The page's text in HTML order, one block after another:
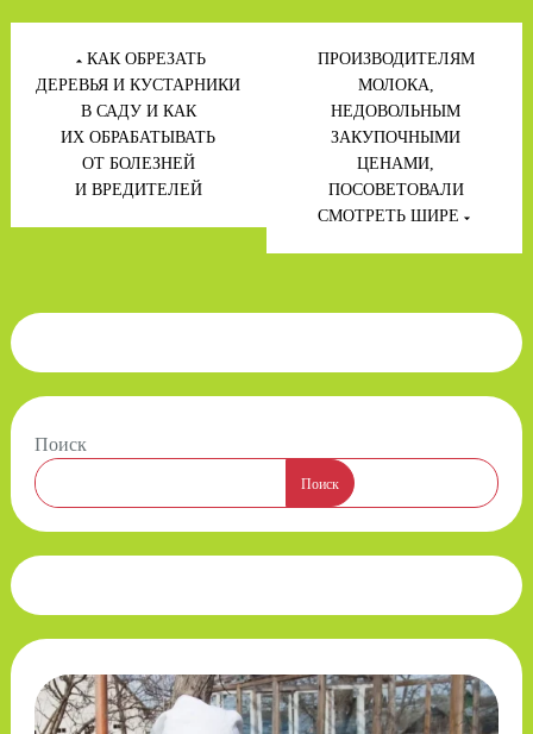
Навигация
по
записям
КАК ОБРЕЗАТЬ
ДЕРЕВЬЯ И КУСТАРНИКИ
В САДУ И КАК
ИХ ОБРАБАТЫВАТЬ
ОТ БОЛЕЗНЕЙ
И ВРЕДИТЕЛЕЙ
ПРОИЗВОДИТЕЛЯМ
МОЛОКА,
НЕДОВОЛЬНЫМ
ЗАКУПОЧНЫМИ
ЦЕНАМИ,
ПОСОВЕТОВАЛИ
СМОТРЕТЬ ШИРЕ
Поиск
Поиск